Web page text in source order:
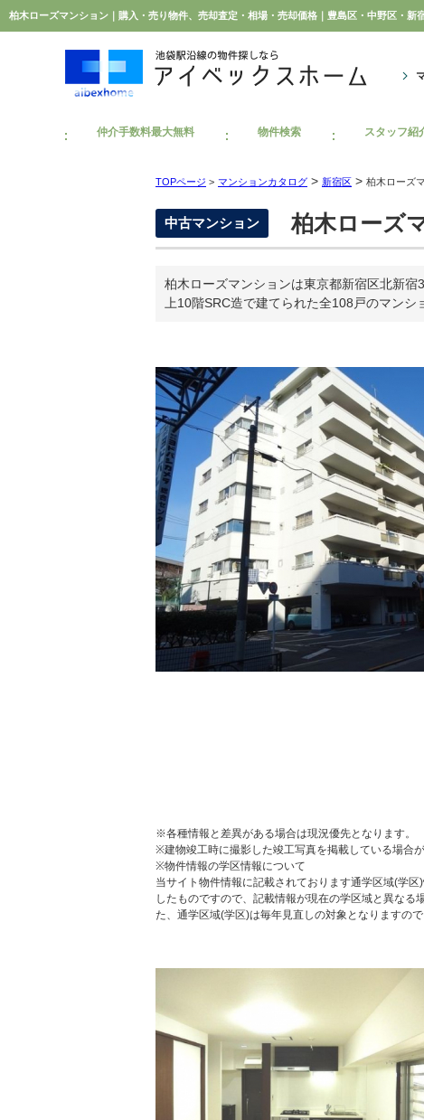
仲介手数料最大無料 物件検索 スタッフ紹
TOPページ > マンションカタログ > 新宿区 > 柏木ローズ
中古マンション 柏木ローズ
柏木ローズマンションは東京都新宿区北新
上10階SRC造で建てられた全108戸のマンシ
※各種情報と差異がある場合は現況優先となります。
※建物竣工時に撮影した竣工写真を掲載している場合
※物件情報の学区情報について
当サイト物件情報に記載されております通学区域(学
したものですので、記載情報が現在の学区域と異な
た、通学区域(学区)は毎年見直しの対象となりますの